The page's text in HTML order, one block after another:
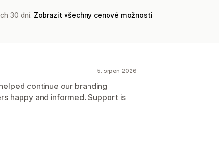
30 dní. Zobrazit všechny cenové možnosti
5. srpen 2026
continue our branding
happy and informed. Support is